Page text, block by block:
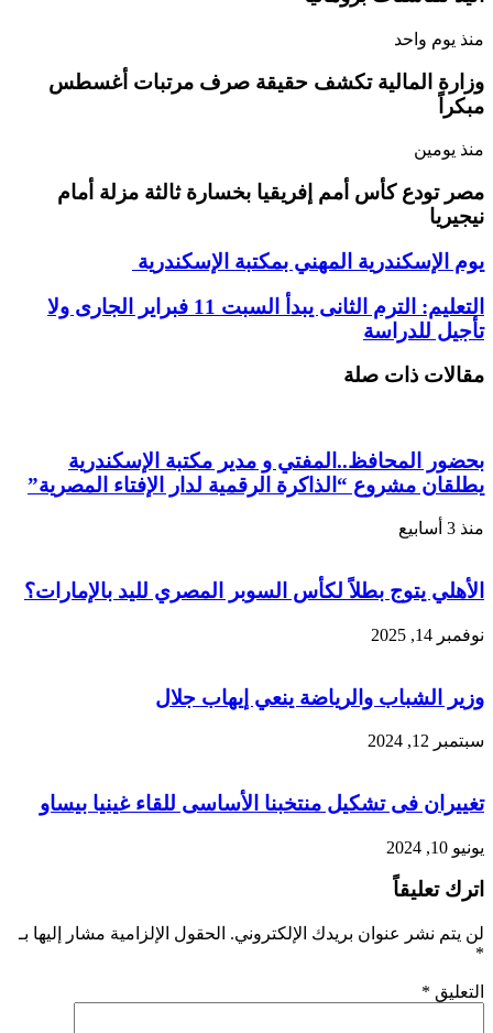
منذ يوم واحد
وزارة المالية تكشف حقيقة صرف مرتبات أغسطس
مبكراً
منذ يومين
مصر تودع كأس أمم إفريقيا بخسارة ثالثة مزلة أمام
نيجيريا
يوم الإسكندرية المهني بمكتبة الإسكندرية
التعليم: الترم الثانى يبدأ السبت 11 فبراير الجارى ولا
تأجيل للدراسة
مقالات ذات صلة
بحضور المحافظ..المفتي و مدير مكتبة الإسكندرية
يطلقان مشروع “الذاكرة الرقمية لدار الإفتاء المصرية”
منذ 3 أسابيع
الأهلي يتوج بطلاً لكأس السوبر المصري لليد بالإمارات؟
نوفمبر 14, 2025
وزير الشباب والرياضة ينعي إيهاب جلال
سبتمبر 12, 2024
تغييران فى تشكيل منتخبنا الأساسى للقاء غينيا بيساو
يونيو 10, 2024
اترك تعليقاً
لن يتم نشر عنوان بريدك الإلكتروني. الحقول الإلزامية مشار إليها بـ
*
التعليق *